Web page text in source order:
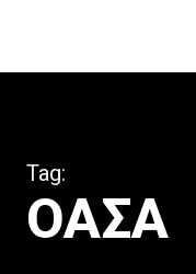
Tag:
ΟΑΣΑ